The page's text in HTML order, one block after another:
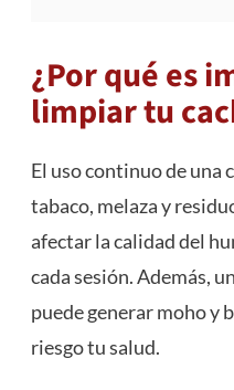
¿Por qué es
limpiar tu
El uso continuo de una
tabaco, melaza y
afectar la calidad del
cada sesión. Además,
puede generar moho y
riesgo tu salud.